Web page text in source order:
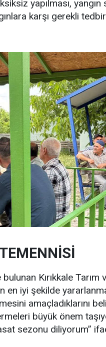
yapılması,
karşı gerekli
Kırıkkale
iyi şekilde
amaçladıklarını
büyük önem
sezonu diliyorum”